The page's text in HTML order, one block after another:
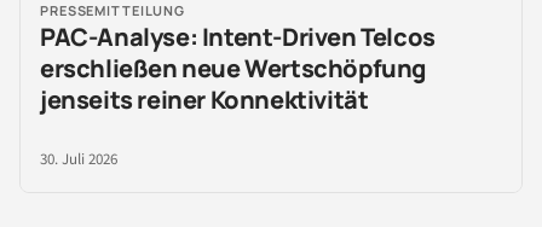
PRESSEMITTEILUNG
PAC-Analyse: Intent-Driven Telcos
erschließen neue Wertschöpfung
jenseits reiner Konnektivität
30. Juli 2026